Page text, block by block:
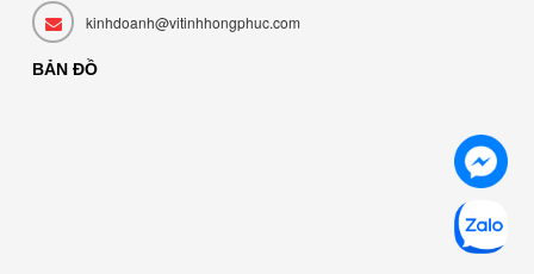
kinhdoanh@vitinhhongphuc.com
BẢN ĐỒ